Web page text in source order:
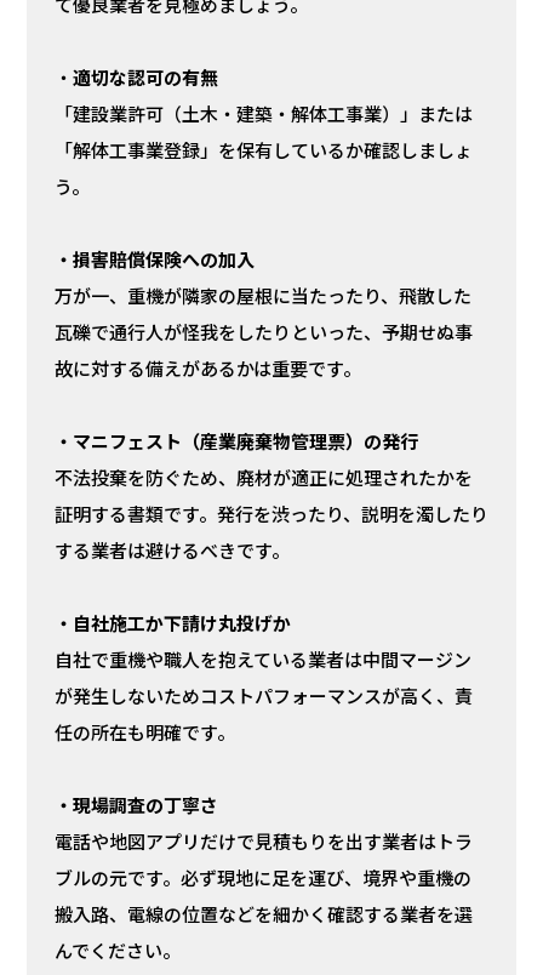
・ 適切な認可の有無
「建設業許可（土木・建築・解体工事業）」または
「解体工事業登録」を保有しているか確認しましょ
う。
・損害賠償保険への加入
万が一、重機が隣家の屋根に当たったり、飛散した
瓦礫で通行人が怪我をしたりといった、予期せぬ事
故に対する備えがあるかは重要です。
・マニフェスト（産業廃棄物管理票）の発行
不法投棄を防ぐため、廃材が適正に処理されたかを
証明する書類です。発行を渋ったり、説明を濁したり
する業者は避けるべきです。
・自社施工か下請け丸投げか
自社で重機や職人を抱えている業者は中間マージン
が発生しないためコストパフォーマンスが高く、責
任の所在も明確です。
・現場調査の丁寧さ
電話や地図アプリだけで見積もりを出す業者はトラ
ブルの元です。必ず現地に足を運び、境界や重機の
搬入路、電線の位置などを細かく確認する業者を選
んでください。